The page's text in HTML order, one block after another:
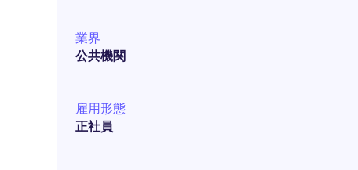
業界
公共機関
雇用形態
正社員